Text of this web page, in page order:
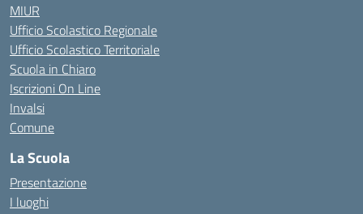
MIUR
Ufficio Scolastico Regionale
Ufficio Scolastico Territoriale
Scuola in Chiaro
Iscrizioni On Line
Invalsi
Comune
La Scuola
Presentazione
I luoghi